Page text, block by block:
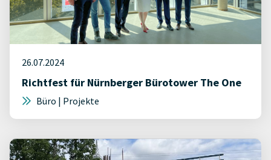
26.07.2024
Richtfest für Nürnberger Bürotower The One
Büro | Projekte